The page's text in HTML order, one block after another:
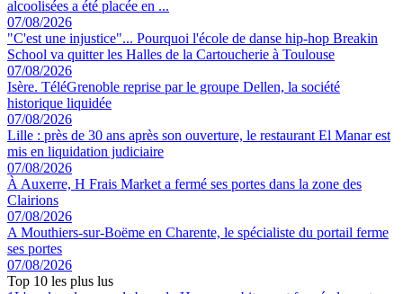
alcoolisées a été placée en ...
07/08/2026
"C'est une injustice"... Pourquoi l'école de danse hip-hop Breakin
School va quitter les Halles de la Cartoucherie à Toulouse
07/08/2026
Isère. TéléGrenoble reprise par le groupe Dellen, la société
historique liquidée
07/08/2026
Lille : près de 30 ans après son ouverture, le restaurant El Manar est
mis en liquidation judiciaire
07/08/2026
À Auxerre, H Frais Market a fermé ses portes dans la zone des
Clairions
07/08/2026
A Mouthiers-sur-Boëme en Charente, le spécialiste du portail ferme
ses portes
07/08/2026
Top 10 les plus lus